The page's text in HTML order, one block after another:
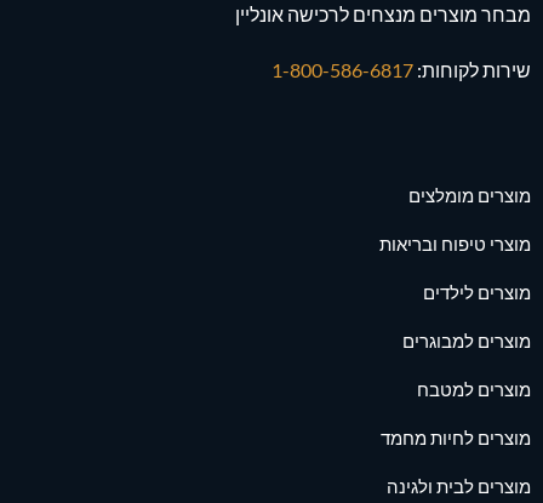
מבחר מוצרים מנצחים לרכישה אונליין
שירות לקוחות:
מוצרים מומלצים
מוצרי טיפוח ובריאות
מוצרים לילדים
מוצרים למבוגרים
מוצרים למטבח
מוצרים לחיות מחמד
מוצרים לבית ולגינה